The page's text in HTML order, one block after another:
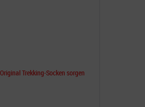
Trekking-Socken sorgen